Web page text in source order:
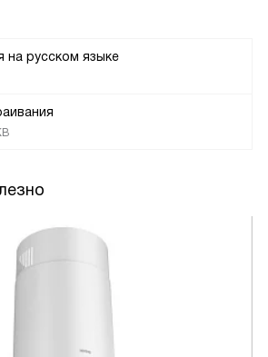
на русском языке